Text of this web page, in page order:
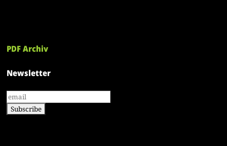
PDF Archiv
Newsletter